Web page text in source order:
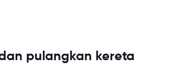
pulangkan kereta